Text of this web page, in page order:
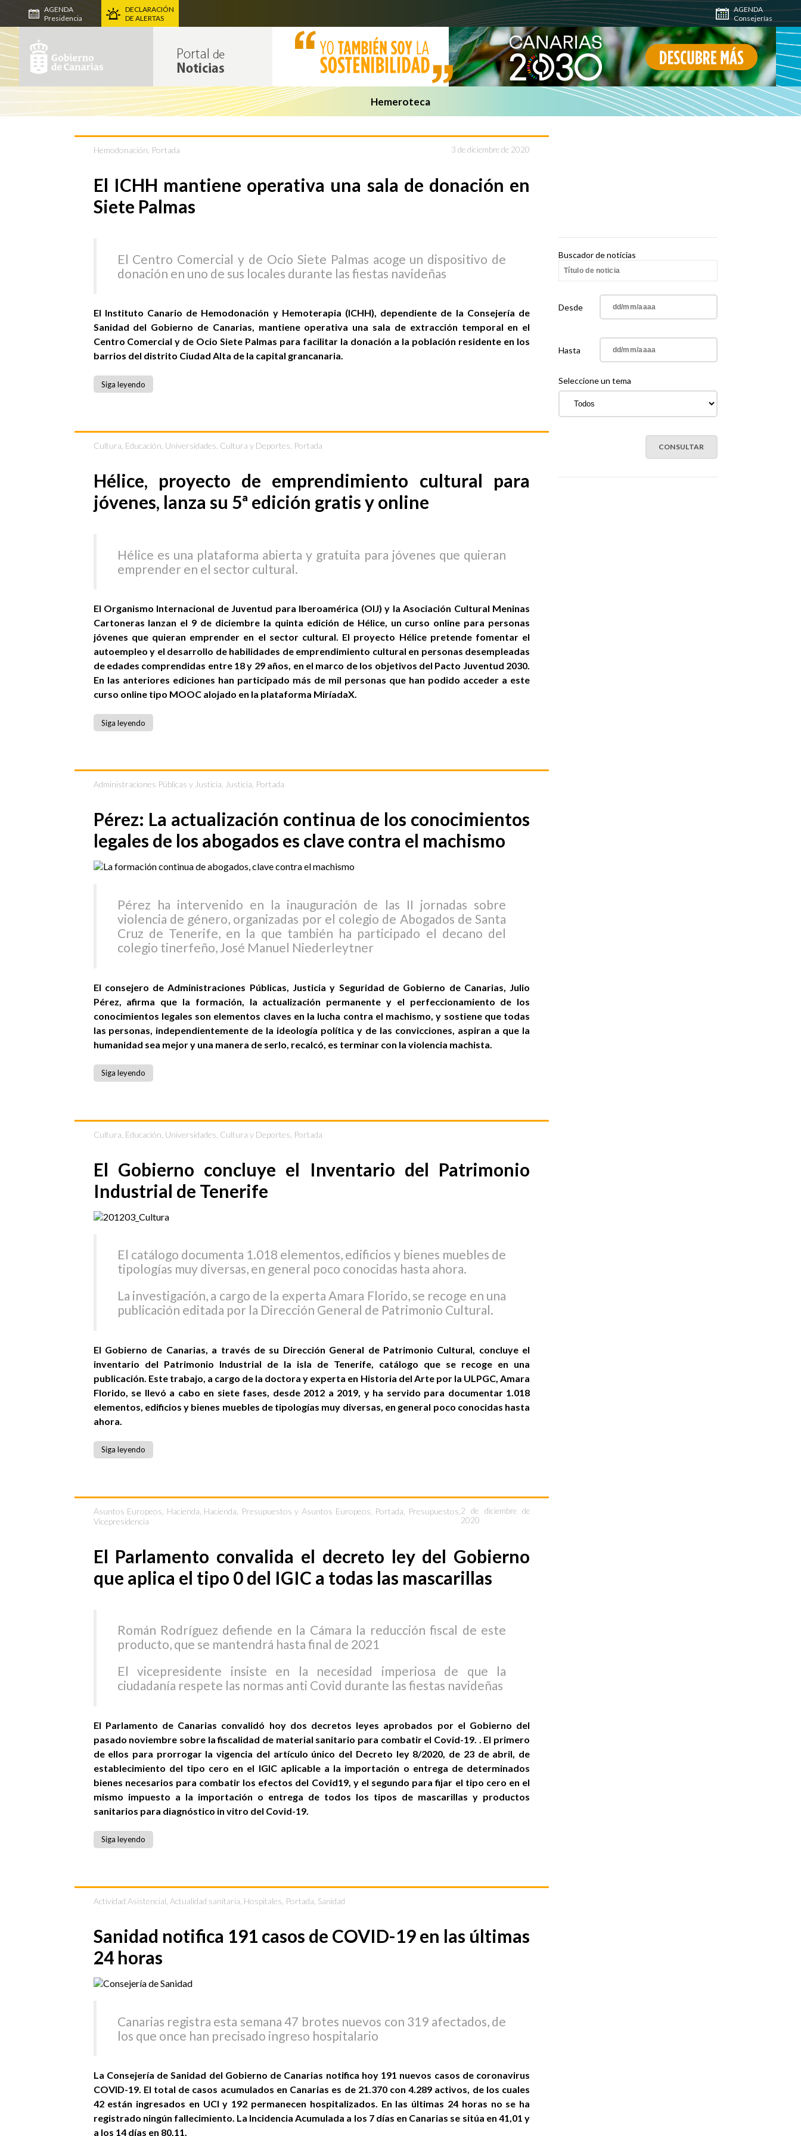
AGENDA
Presidencia
DECLARACIÓN
DE ALERTAS
AGENDA
Consejerías
Hemeroteca
Hemodonación Portada 3 de diciembre de 2020
El ICHH mantiene operativa una sala de donación en
Siete Palmas
El Centro Comercial y de Ocio Siete Palmas acoge un dispositivo de
donación en uno de sus locales durante las fiestas navideñas
El Instituto Canario de Hemodonación y Hemoterapia (ICHH), dependiente de la Consejería de
Sanidad del Gobierno de Canarias, mantiene operativa una sala de extracción temporal en el
Centro Comercial y de Ocio Siete Palmas para facilitar la donación a la población residente en los
barrios del distrito Ciudad Alta de la capital grancanaria.
Siga leyendo
Cultura Educación, Universidades, Cultura y Deportes Portada
Hélice, proyecto de emprendimiento cultural para
jóvenes, lanza su 5ª edición gratis y online
Hélice es una plataforma abierta y gratuita para jóvenes que quieran
emprender en el sector cultural.
El Organismo Internacional de Juventud para Iberoamérica (OIJ) y la Asociación Cultural Meninas
Cartoneras lanzan el 9 de diciembre la quinta edición de Hélice, un curso online para personas
jóvenes que quieran emprender en el sector cultural. El proyecto Hélice pretende fomentar el
autoempleo y el desarrollo de habilidades de emprendimiento cultural en personas desempleadas
de edades comprendidas entre 18 y 29 años, en el marco de los objetivos del Pacto Juventud 2030.
En las anteriores ediciones han participado más de mil personas que han podido acceder a este
curso online tipo MOOC alojado en la plataforma MiríadaX.
Siga leyendo
Administraciones Públicas y Justicia Justicia Portada
Pérez: La actualización continua de los conocimientos
legales de los abogados es clave contra el machismo
Pérez ha intervenido en la inauguración de las II jornadas sobre
violencia de género, organizadas por el colegio de Abogados de Santa
Cruz de Tenerife, en la que también ha participado el decano del
colegio tinerfeño, José Manuel Niederleytner
El consejero de Administraciones Públicas, Justicia y Seguridad de Gobierno de Canarias, Julio
Pérez, afirma que la formación, la actualización permanente y el perfeccionamiento de los
conocimientos legales son elementos claves en la lucha contra el machismo, y sostiene que todas
las personas, independientemente de la ideología política y de las convicciones, aspiran a que la
humanidad sea mejor y una manera de serlo, recalcó, es terminar con la violencia machista.
Siga leyendo
Cultura Educación, Universidades, Cultura y Deportes Portada
El Gobierno concluye el Inventario del Patrimonio
Industrial de Tenerife
El catálogo documenta 1.018 elementos, edificios y bienes muebles de
tipologías muy diversas, en general poco conocidas hasta ahora.
La investigación, a cargo de la experta Amara Florido, se recoge en una
publicación editada por la Dirección General de Patrimonio Cultural.
El Gobierno de Canarias, a través de su Dirección General de Patrimonio Cultural, concluye el
inventario del Patrimonio Industrial de la isla de Tenerife, catálogo que se recoge en una
publicación. Este trabajo, a cargo de la doctora y experta en Historia del Arte por la ULPGC, Amara
Florido, se llevó a cabo en siete fases, desde 2012 a 2019, y ha servido para documentar 1.018
elementos, edificios y bienes muebles de tipologías muy diversas, en general poco conocidas hasta
ahora.
Siga leyendo
Asuntos Europeos Hacienda Hacienda, Presupuestos y Asuntos Europeos Portada Presupuestos
Vicepresidencia
2 de diciembre de
2020
El Parlamento convalida el decreto ley del Gobierno
que aplica el tipo 0 del IGIC a todas las mascarillas
Román Rodríguez defiende en la Cámara la reducción fiscal de este
producto, que se mantendrá hasta final de 2021
El vicepresidente insiste en la necesidad imperiosa de que la
ciudadanía respete las normas anti Covid durante las fiestas navideñas
El Parlamento de Canarias convalidó hoy dos decretos leyes aprobados por el Gobierno del
pasado noviembre sobre la fiscalidad de material sanitario para combatir el Covid-19. . El primero
de ellos para prorrogar la vigencia del artículo único del Decreto ley 8/2020, de 23 de abril, de
establecimiento del tipo cero en el IGIC aplicable a la importación o entrega de determinados
bienes necesarios para combatir los efectos del Covid19, y el segundo para fijar el tipo cero en el
mismo impuesto a la importación o entrega de todos los tipos de mascarillas y productos
sanitarios para diagnóstico in vitro del Covid-19.
Siga leyendo
Actividad Asistencial Actualidad sanitaria Hospitales Portada Sanidad
Sanidad notifica 191 casos de COVID-19 en las últimas
24 horas
Canarias registra esta semana 47 brotes nuevos con 319 afectados, de
los que once han precisado ingreso hospitalario
La Consejería de Sanidad del Gobierno de Canarias notifica hoy 191 nuevos casos de coronavirus
COVID-19. El total de casos acumulados en Canarias es de 21.370 con 4.289 activos, de los cuales
42 están ingresados en UCI y 192 permanecen hospitalizados. En las últimas 24 horas no se ha
registrado ningún fallecimiento. La Incidencia Acumulada a los 7 días en Canarias se sitúa en 41,01 y
a los 14 días en 80,11.
Buscador de noticias
Desde
Hasta
Seleccione un tema